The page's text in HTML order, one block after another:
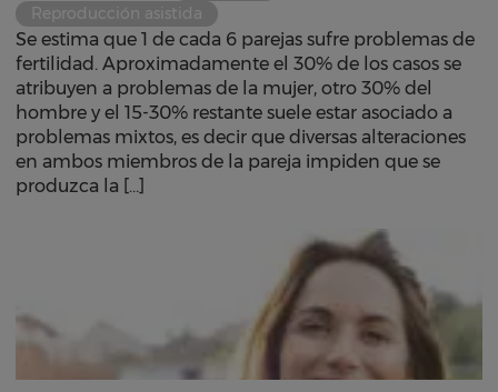
Reproducción asistida
Se estima que 1 de cada 6 parejas sufre problemas de
fertilidad. Aproximadamente el 30% de los casos se
atribuyen a problemas de la mujer, otro 30% del
hombre y el 15-30% restante suele estar asociado a
problemas mixtos, es decir que diversas alteraciones
en ambos miembros de la pareja impiden que se
produzca la […]